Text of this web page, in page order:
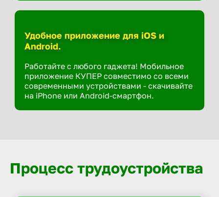
Удобное приложение для iOS и
Android.
Работайте с любого гаджета! Мобильное
приложение КУПЕР совместимо со всеми
современными устройствами - скачивайте
на iPhone или Android-смартфон.
Процесс трудоустройства